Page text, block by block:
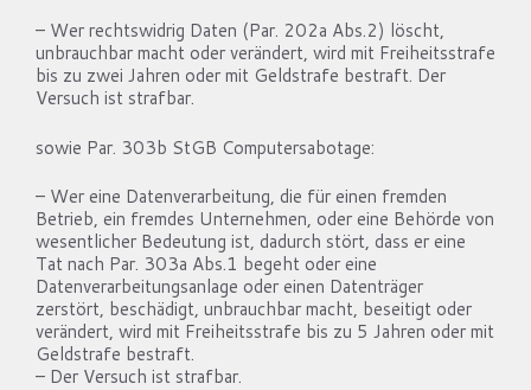
– Wer rechtswidrig Daten (Par. 202a Abs.2) löscht,
unbrauchbar macht oder verändert, wird mit Freiheitsstrafe
bis zu zwei Jahren oder mit Geldstrafe bestraft. Der
Versuch ist strafbar.
sowie Par. 303b StGB Computersabotage:
– Wer eine Datenverarbeitung, die für einen fremden
Betrieb, ein fremdes Unternehmen, oder eine Behörde von
wesentlicher Bedeutung ist, dadurch stört, dass er eine
Tat nach Par. 303a Abs.1 begeht oder eine
Datenverarbeitungsanlage oder einen Datenträger
zerstört, beschädigt, unbrauchbar macht, beseitigt oder
verändert, wird mit Freiheitsstrafe bis zu 5 Jahren oder mit
Geldstrafe bestraft.
– Der Versuch ist strafbar.